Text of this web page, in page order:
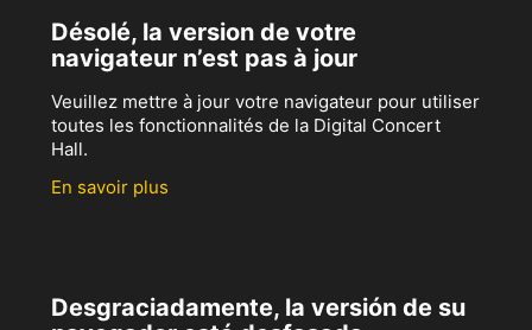
Désolé, la version de votre
navigateur n’est pas à jour
Veuillez mettre à jour votre navigateur pour utiliser
toutes les fonctionnalités de la Digital Concert
Hall.
En savoir plus
Desgraciadamente, la versión de su